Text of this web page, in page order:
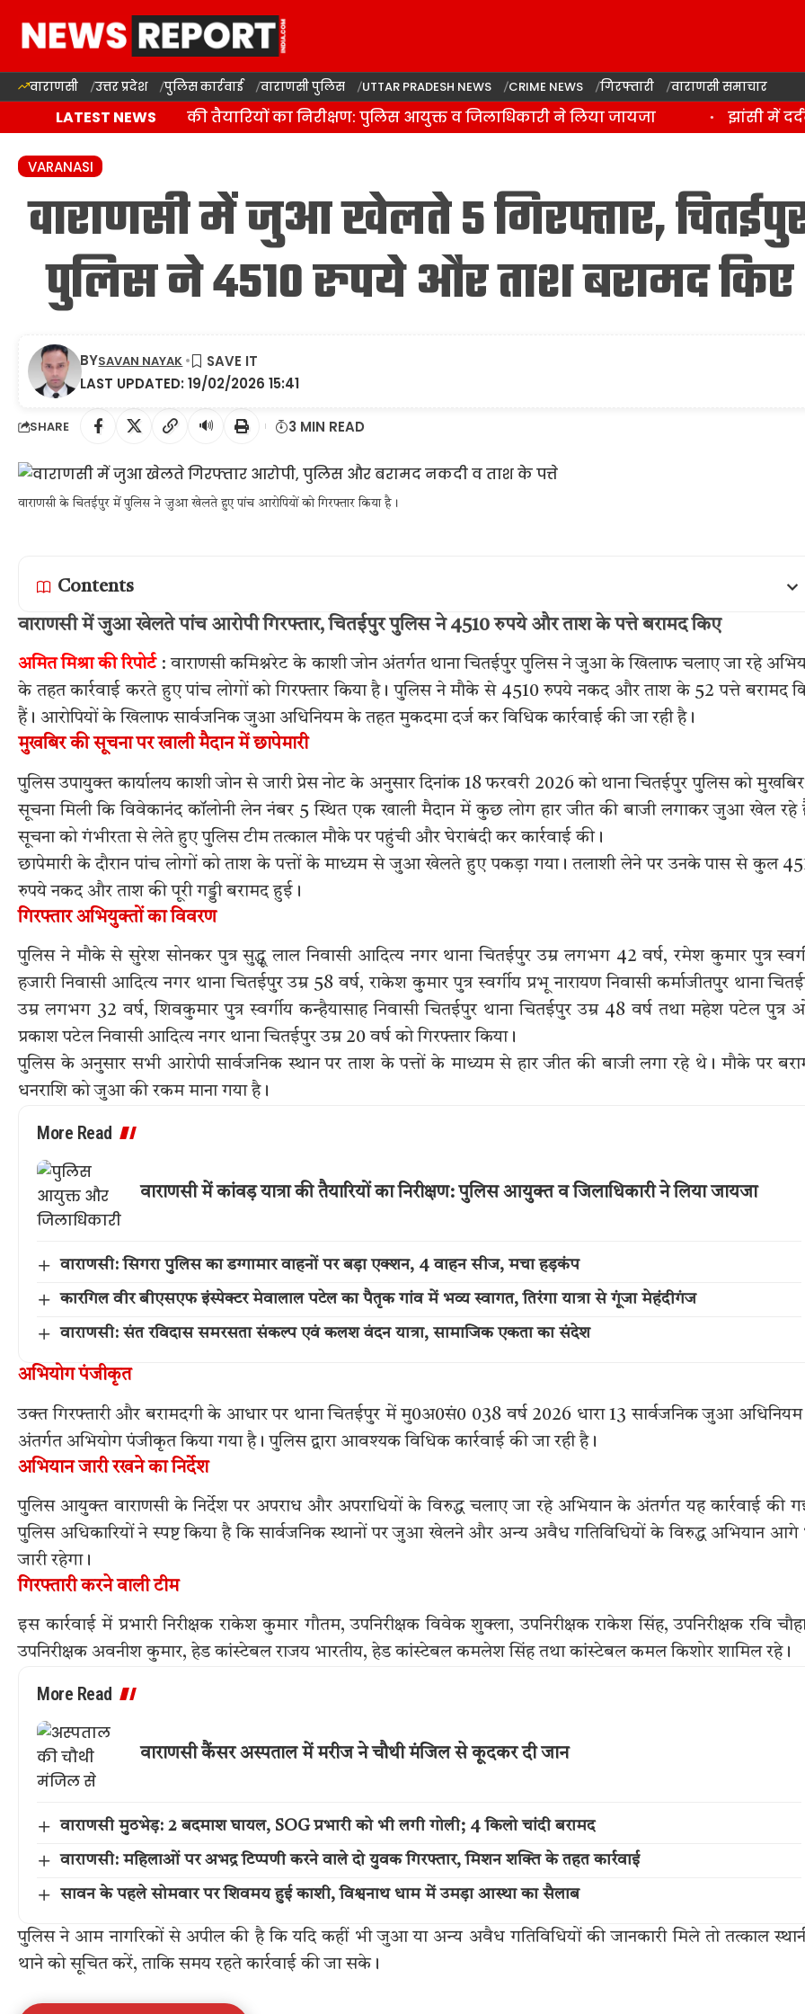
वाराणसी उत्तर प्रदेश पुलिस कार्रवाई वाराणसी पुलिस UTTAR PRADESH NEWS CRIME NEWS गिरफ्तारी वाराणसी समाचार
LATEST NEWS
में कांवड़ यात्रा की तैयारियों का निरीक्षण: पुलिस आयुक्त व जिलाधिकारी ने लिया जायजा झांसी में
VARANASI
वाराणसी में जुआ खेलते 5 गिरफ्तार,
पुलिस ने 4510 रुपये और ताश बरामद किए
LAST UPDATED: 19/02/2026 15:41
BYSAVAN NAYAK
SHARE 🔊 3 MIN READ
वाराणसी के चितईपुर में पुलिस ने जुआ खेलते हुए पांच आरोपियों को गिरफ्तार किया है।
Contents
वाराणसी में जुआ खेलते पांच आरोपी गिरफ्तार, चितईपुर पुलिस ने 4510 रुपये और ताश के पत्ते बरामद किए
अमित मिश्रा की रिपोर्ट: वाराणसी कमिश्नरेट के काशी जोन अंतर्गत थाना चितईपुर पुलिस ने जुआ के खिलाफ चलाए जा रहे
के तहत कार्रवाई करते हुए पांच लोगों को गिरफ्तार किया है। पुलिस ने मौके से 4510 रुपये नकद और ताश के 52 पत्ते बरामद
हैं। आरोपियों के खिलाफ सार्वजनिक जुआ अधिनियम के तहत मुकदमा दर्ज कर विधिक कार्रवाई की जा रही है।
मुखबिर की सूचना पर खाली मैदान में छापेमारी
पुलिस उपायुक्त कार्यालय काशी जोन से जारी प्रेस नोट के अनुसार दिनांक 18 फरवरी 2026 को थाना चितईपुर पुलिस को
सूचना मिली कि विवेकानंद कॉलोनी लेन नंबर 5 स्थित एक खाली मैदान में कुछ लोग हार जीत की बाजी लगाकर जुआ खेल रहे
सूचना को गंभीरता से लेते हुए पुलिस टीम तत्काल मौके पर पहुंची और घेराबंदी कर कार्रवाई की।
छापेमारी के दौरान पांच लोगों को ताश के पत्तों के माध्यम से जुआ खेलते हुए पकड़ा गया। तलाशी लेने पर उनके पास से कुल
रुपये नकद और ताश की पूरी गड्डी बरामद हुई।
गिरफ्तार अभियुक्तों का विवरण
पुलिस ने मौके से सुरेश सोनकर पुत्र सुद्धू लाल निवासी आदित्य नगर थाना चितईपुर उम्र लगभग 42 वर्ष, रमेश कुमार पुत्र
हजारी निवासी आदित्य नगर थाना चितईपुर उम्र 58 वर्ष, राकेश कुमार पुत्र स्वर्गीय प्रभू नारायण निवासी कर्माजीतपुर थाना
उम्र लगभग 32 वर्ष, शिवकुमार पुत्र स्वर्गीय कन्हैयासाह निवासी चितईपुर थाना चितईपुर उम्र 48 वर्ष तथा महेश पटेल पुत्र
प्रकाश पटेल निवासी आदित्य नगर थाना चितईपुर उम्र 20 वर्ष को गिरफ्तार किया।
पुलिस के अनुसार सभी आरोपी सार्वजनिक स्थान पर ताश के पत्तों के माध्यम से हार जीत की बाजी लगा रहे थे। मौके पर
धनराशि को जुआ की रकम माना गया है।
More Read
वाराणसी में कांवड़ यात्रा की तैयारियों का निरीक्षण: पुलिस आयुक्त व जिलाधिकारी ने लिया जायजा
वाराणसी: सिगरा पुलिस का डग्गामार वाहनों पर बड़ा एक्शन, 4 वाहन सीज, मचा हड़कंप
कारगिल वीर बीएसएफ इंस्पेक्टर मेवालाल पटेल का पैतृक गांव में भव्य स्वागत, तिरंगा यात्रा से गूंजा मेहंदीगंज
वाराणसी: संत रविदास समरसता संकल्प एवं कलश वंदन यात्रा, सामाजिक एकता का संदेश
अभियोग पंजीकृत
उक्त गिरफ्तारी और बरामदगी के आधार पर थाना चितईपुर में मु0अ0सं0 038 वर्ष 2026 धारा 13 सार्वजनिक जुआ
अंतर्गत अभियोग पंजीकृत किया गया है। पुलिस द्वारा आवश्यक विधिक कार्रवाई की जा रही है।
अभियान जारी रखने का निर्देश
पुलिस आयुक्त वाराणसी के निर्देश पर अपराध और अपराधियों के विरुद्ध चलाए जा रहे अभियान के अंतर्गत यह कार्रवाई की
पुलिस अधिकारियों ने स्पष्ट किया है कि सार्वजनिक स्थानों पर जुआ खेलने और अन्य अवैध गतिविधियों के विरुद्ध अभियान आगे
जारी रहेगा।
गिरफ्तारी करने वाली टीम
इस कार्रवाई में प्रभारी निरीक्षक राकेश कुमार गौतम, उपनिरीक्षक विवेक शुक्ला, उपनिरीक्षक राकेश सिंह, उपनिरीक्षक रवि
उपनिरीक्षक अवनीश कुमार, हेड कांस्टेबल राजय भारतीय, हेड कांस्टेबल कमलेश सिंह तथा कांस्टेबल कमल किशोर शामिल रहे।
More Read
वाराणसी कैंसर अस्पताल में मरीज ने चौथी मंजिल से कूदकर दी जान
वाराणसी मुठभेड़: 2 बदमाश घायल, SOG प्रभारी को भी लगी गोली; 4 किलो चांदी बरामद
वाराणसी: महिलाओं पर अभद्र टिप्पणी करने वाले दो युवक गिरफ्तार, मिशन शक्ति के तहत कार्रवाई
सावन के पहले सोमवार पर शिवमय हुई काशी, विश्वनाथ धाम में उमड़ा आस्था का सैलाब
पुलिस ने आम नागरिकों से अपील की है कि यदि कहीं भी जुआ या अन्य अवैध गतिविधियों की जानकारी मिले तो तत्काल
थाने को सूचित करें, ताकि समय रहते कार्रवाई की जा सके।